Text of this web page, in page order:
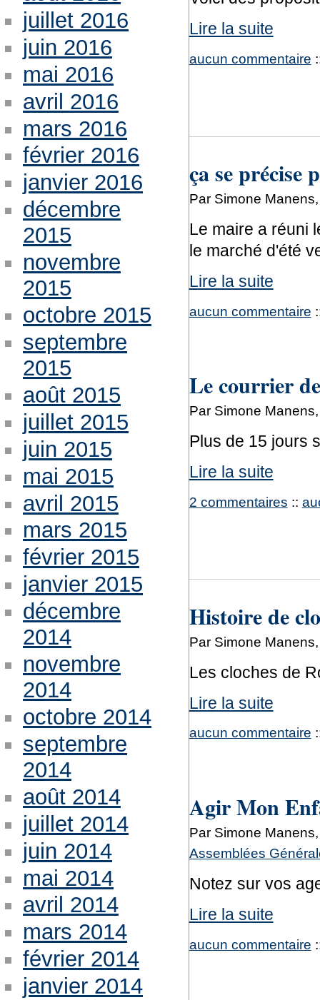
Lire la suite
aucun commentaire
ça se précise
Par Simone
Le maire a réuni
le marché d'été
Lire la suite
aucun commentaire
Le courrier
Par Simone
Plus de 15 jours
Lire la suite
2 commentaires ::
Histoire de
Par Simone
Les cloches de
Lire la suite
aucun commentaire
Agir Mon
Par Simone
Assemblées
Notez sur vos
Lire la suite
aucun commentaire
juillet 2016
juin 2016
mai 2016
avril 2016
mars 2016
février 2016
janvier 2016
décembre
2015
novembre
2015
octobre 2015
septembre
2015
août 2015
juillet 2015
juin 2015
mai 2015
avril 2015
mars 2015
février 2015
janvier 2015
décembre
2014
novembre
2014
octobre 2014
septembre
2014
août 2014
juillet 2014
juin 2014
mai 2014
avril 2014
mars 2014
février 2014
janvier 2014